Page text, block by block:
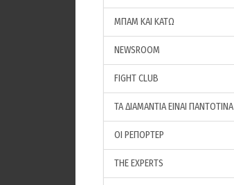
ΜΠΑΜ ΚΑΙ ΚΑΤΩ
NEWSROOM
FIGHT CLUB
ΤΑ ΔΙΑΜΑΝΤΙΑ ΕΙΝΑΙ ΠΑΝΤΟΤΙΝΑ
ΟΙ ΡΕΠΟΡΤΕΡ
THE EXPERTS